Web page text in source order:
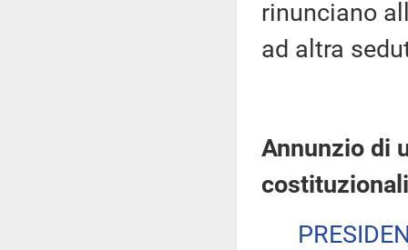
rinunciano
ad altra
Annunzio di